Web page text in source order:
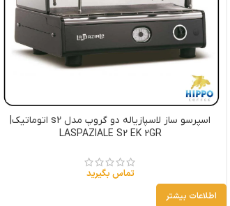
اسپرسو ساز لاسپازیاله دو گروپ مدل s2 اتوماتیک|
LASPAZIALE S2 EK 2GR
تماس بگیرید
اطلاعات بیشتر